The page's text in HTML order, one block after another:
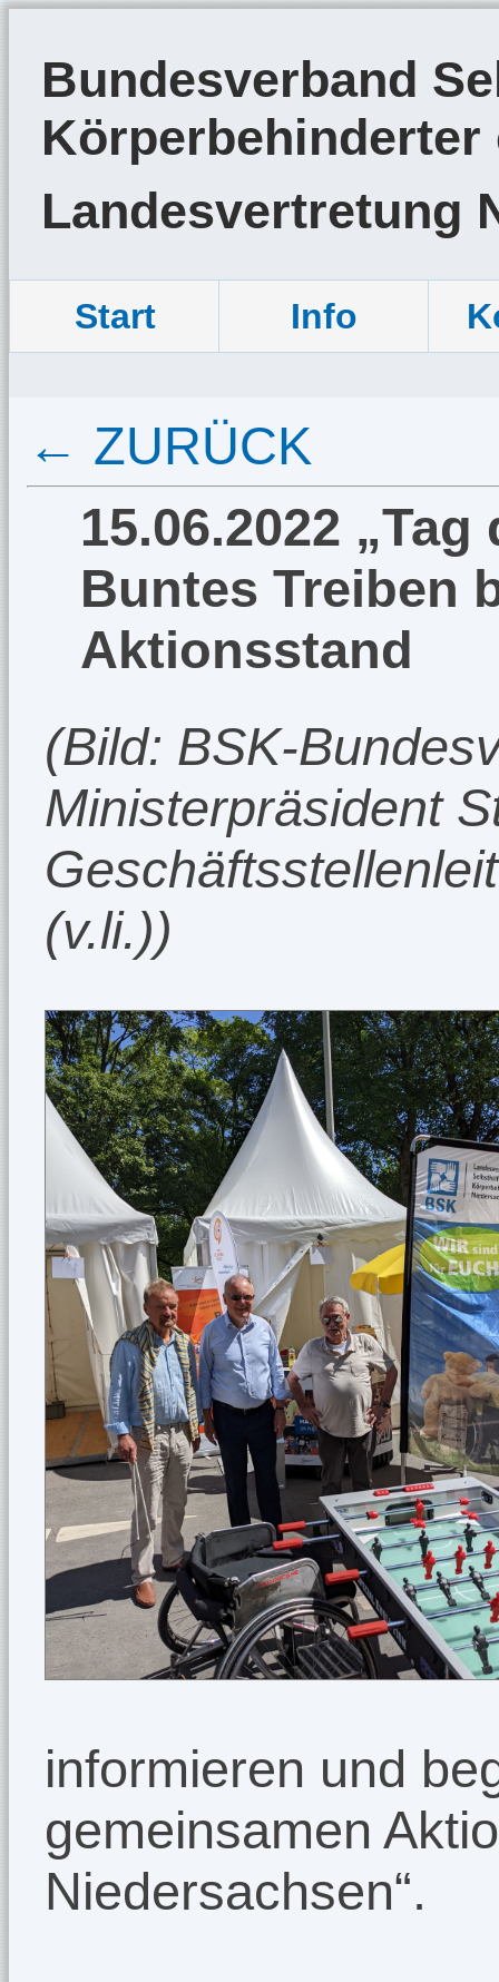
Bundesverband
Körperbehinderter
Landesvertretung
Start Info
← ZURÜCK
15.06.2022
Buntes Treiben
Aktionsstand
(Bild: BSK-
Ministerpräsident
(v.li.))
informieren und
gemeinsamen
Niedersachsen“.